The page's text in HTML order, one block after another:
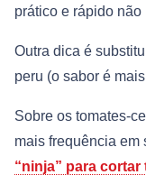
prático e rápido não
Outra dica é
peru (o sabor é
Sobre os tomates-
mais frequência em
“ninja” para cortar